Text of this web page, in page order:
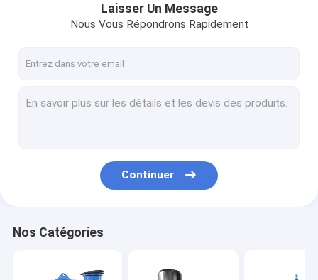
Produits
Laisser Un Message
Nous Vous Répondrons Rapidement
Continuer
Nos Catégories